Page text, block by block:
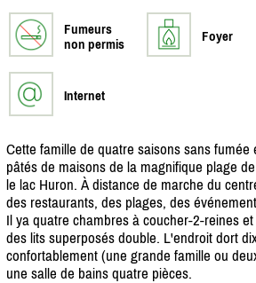
Fumeurs
non permis
Foyer
Internet
Cette famille de quatre saisons sans fumée
pâtés de maisons de la magnifique plage
le lac Huron. À distance de marche du
des restaurants, des plages, des
Il ya quatre chambres à coucher-2-reines
des lits superposés double. L'endroit dort
confortablement (une grande famille ou
une salle de bains quatre pièces.